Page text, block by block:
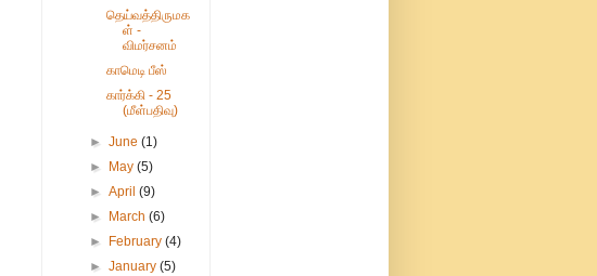
தெய்வத்திருமக
ள் -
விமர்சனம்
காமெடி பீஸ்
கார்க்கி - 25
(மீள்பதிவு)
►June(1)
►
May(5)
►April(9)
►
March(6)
►
February(4)
►January(5)